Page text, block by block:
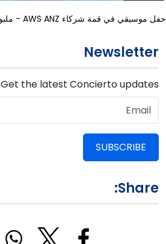
حفل موسيقي في قمة شركاء AWS ANZ - ملبورن 2025: أسب…
Newsletter
Get the latest Concierto updates
SUBSCRIBE
Share: